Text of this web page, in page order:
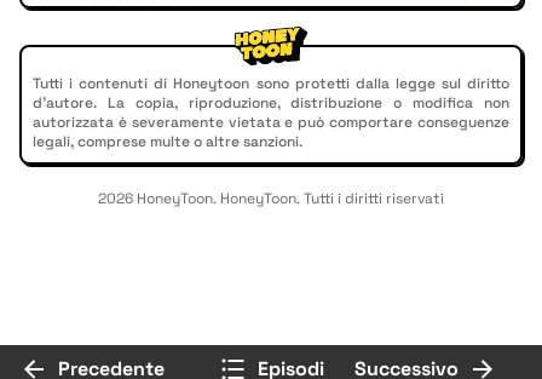
Tutti i contenuti di Honeytoon sono protetti dalla legge sul diritto
d'autore. La copia, riproduzione, distribuzione o modifica non
autorizzata è severamente vietata e può comportare conseguenze
legali, comprese multe o altre sanzioni.
2026 HoneyToon. HoneyToon. Tutti i diritti riservati
Precedente Episodi Successivo